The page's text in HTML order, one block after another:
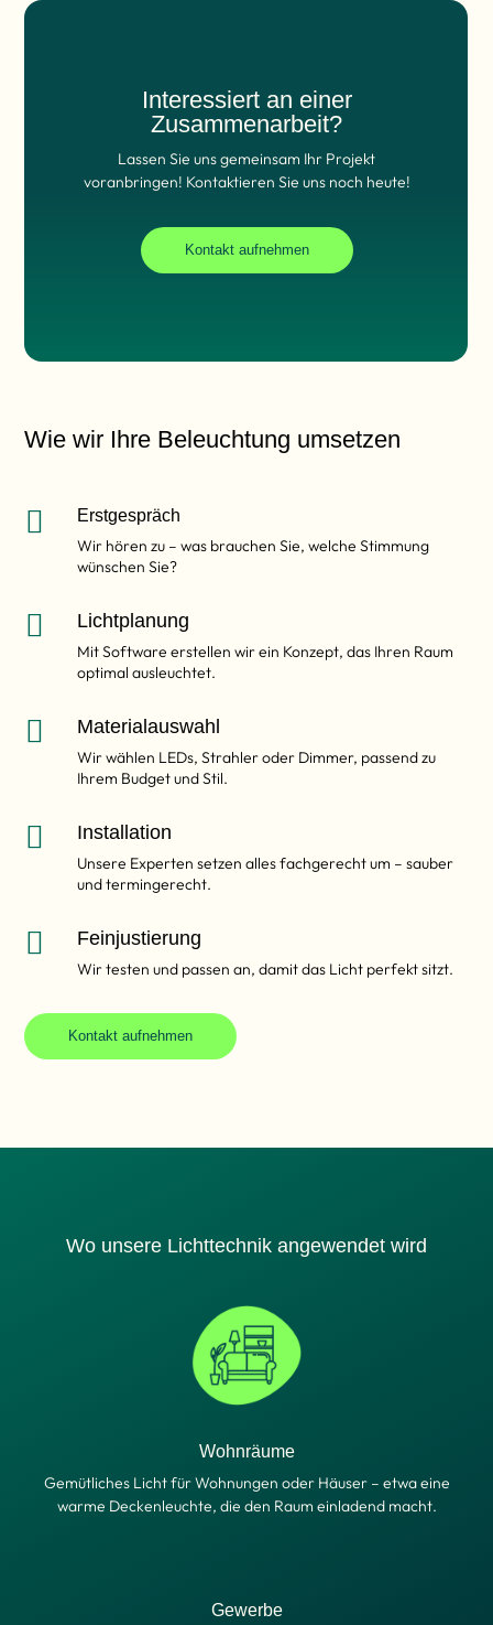
Interessiert an einer
Zusammenarbeit?
Lassen Sie uns gemeinsam Ihr Projekt
voranbringen! Kontaktieren Sie uns noch heute!
Kontakt aufnehmen
Wie wir Ihre Beleuchtung umsetzen
 Erstgespräch
Wir hören zu – was brauchen Sie, welche Stimmung
wünschen Sie?
 Lichtplanung
Mit Software erstellen wir ein Konzept, das Ihren Raum
optimal ausleuchtet.
 Materialauswahl
Wir wählen LEDs, Strahler oder Dimmer, passend zu
Ihrem Budget und Stil.
 Installation
Unsere Experten setzen alles fachgerecht um – sauber
und termingerecht.
 Feinjustierung
Wir testen und passen an, damit das Licht perfekt sitzt.
Kontakt aufnehmen
Wo unsere Lichttechnik angewendet wird
Wohnräume
Gemütliches Licht für Wohnungen oder Häuser – etwa eine
warme Deckenleuchte, die den Raum einladend macht.
Gewerbe